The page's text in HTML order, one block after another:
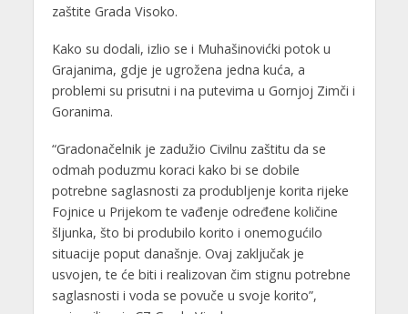
zaštite Grada Visoko.
Kako su dodali, izlio se i Muhašinovićki potok u
Grajanima, gdje je ugrožena jedna kuća, a
problemi su prisutni i na putevima u Gornjoj Zimči i
Goranima.
“Gradonačelnik je zadužio Civilnu zaštitu da se
odmah poduzmu koraci kako bi se dobile
potrebne saglasnosti za produbljenje korita rijeke
Fojnice u Prijekom te vađenje određene količine
šljunka, što bi produbilo korito i onemogućilo
situacije poput današnje. Ovaj zaključak je
usvojen, te će biti i realizovan čim stignu potrebne
saglasnosti i voda se povuče u svoje korito”,